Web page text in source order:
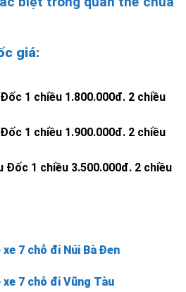
giá:
1 chiều 1.800.000đ. 2 chiều
1 chiều 1.900.000đ. 2 chiều
Đốc 1 chiều 3.500.000đ. 2 chiều
xe 7 chỗ đi Núi Bà Đen
xe 7 chỗ đi Vũng Tàu